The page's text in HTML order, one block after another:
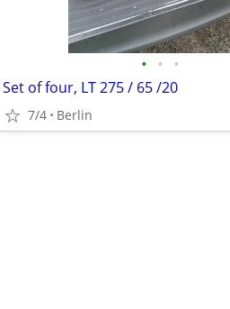
• • •
Set of four, LT 275 / 65 /20
7/4 Berlin